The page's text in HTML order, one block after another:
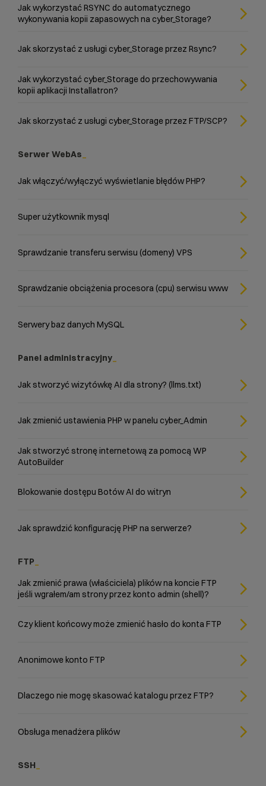
Jak wykorzystać RSYNC do automatycznego
wykonywania kopii zapasowych na cyber_Storage?
Jak skorzystać z usługi cyber_Storage przez Rsync?
Jak wykorzystać cyber_Storage do przechowywania
kopii aplikacji Installatron?
Jak skorzystać z usługi cyber_Storage przez FTP/SCP?
Serwer WebAs
Jak włączyć/wyłączyć wyświetlanie błędów PHP?
Super użytkownik mysql
Sprawdzanie transferu serwisu (domeny) VPS
Sprawdzanie obciążenia procesora (cpu) serwisu www
Serwery baz danych MySQL
Panel administracyjny
Jak stworzyć wizytówkę AI dla strony? (llms.txt)
Jak zmienić ustawienia PHP w panelu cyber_Admin
Jak stworzyć stronę internetową za pomocą WP
AutoBuilder
Blokowanie dostępu Botów AI do witryn
Jak sprawdzić konfigurację PHP na serwerze?
FTP
Jak zmienić prawa (właściciela) plików na koncie FTP
jeśli wgrałem/am strony przez konto admin (shell)?
Czy klient końcowy może zmienić hasło do konta FTP
Anonimowe konto FTP
Dlaczego nie mogę skasować katalogu przez FTP?
Obsługa menadżera plików
SSH